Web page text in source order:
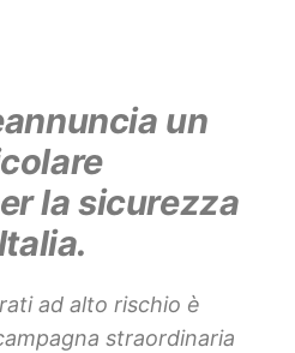
un
la sicurezza
ad alto rischio è
straordinaria